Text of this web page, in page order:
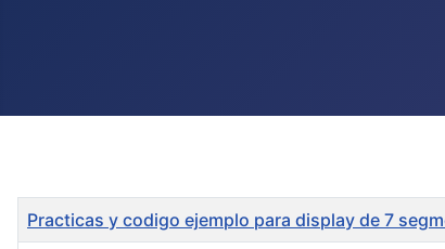
Title
Practicas y codigo ejemplo para display de 7